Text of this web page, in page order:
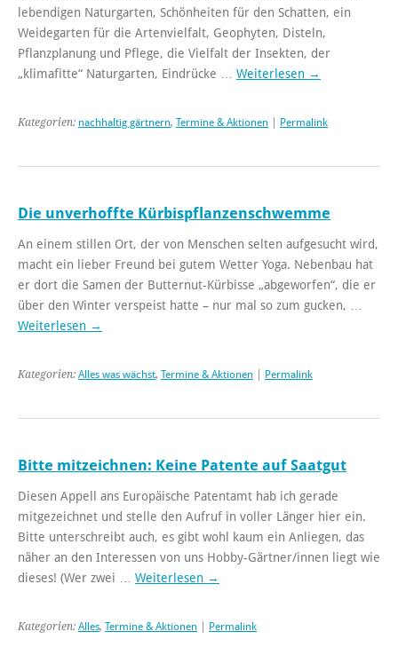
lebendigen Naturgarten, Schönheiten für den Schatten, ein
Weidegarten für die Artenvielfalt, Geophyten, Disteln,
Pflanzplanung und Pflege, die Vielfalt der Insekten, der
„klimafitte“ Naturgarten, Eindrücke … Weiterlesen →
Kategorien: nachhaltig gärtnern, Termine & Aktionen Permalink
Die unverhoffte Kürbispflanzenschwemme
An einem stillen Ort, der von Menschen selten aufgesucht wird,
macht ein lieber Freund bei gutem Wetter Yoga. Nebenbau hat
er dort die Samen der Butternut-Kürbisse „abgeworfen“, die er
über den Winter verspeist hatte – nur mal so zum gucken, …
Weiterlesen →
Kategorien: Alles was wächst, Termine & Aktionen Permalink
Bitte mitzeichnen: Keine Patente auf Saatgut
Diesen Appell ans Europäische Patentamt hab ich gerade
mitgezeichnet und stelle den Aufruf in voller Länger hier ein.
Bitte unterschreibt auch, es gibt wohl kaum ein Anliegen, das
näher an den Interessen von uns Hobby-Gärtner/innen liegt wie
dieses! (Wer zwei … Weiterlesen →
Kategorien: Alles, Termine & Aktionen Permalink